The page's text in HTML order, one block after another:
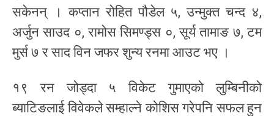
सकेनन् । कप्तान रोहित पौडेल ५, उन्मुक्त चन्द ४,
अर्जुन साउद ०, रामोस सिमण्ड्स ०, सूर्य तामाङ ७, टम
मुर्स ७ र साद विन जफर शुन्य रनमा आउट भए ।
१९ रन जोड्दा ५ विकेट गुमाएको लुम्बिनीको
ब्याटिङलाई विवेकले सम्हाल्ने कोशिस गरेपनि सफल हुन